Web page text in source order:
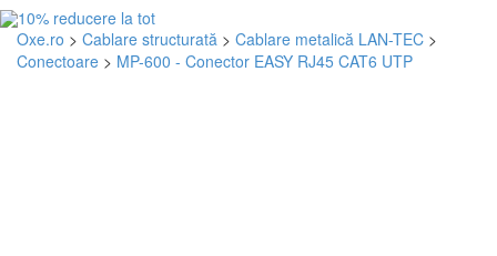
Oxe.ro > Cablare structurată > Cablare metalică LAN-TEC >
Conectoare > MP-600 - Conector EASY RJ45 CAT6 UTP